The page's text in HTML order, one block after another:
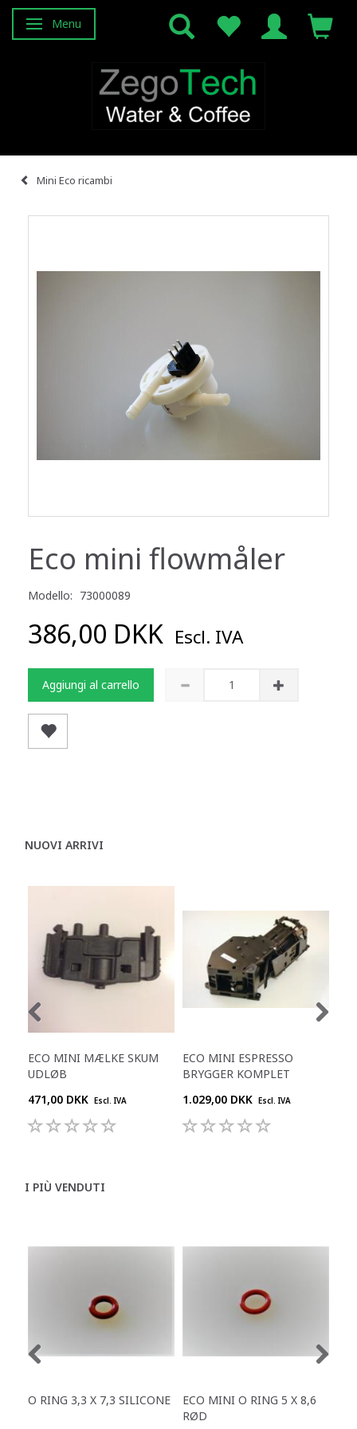
Attiva/disattiva navigazione
Menu
Mini Eco ricambi
Eco mini flowmåler
Modello: 73000089
386,00 DKK Escl. IVA
Aggiungi al carrello
NUOVI ARRIVI
ECO MINI MÆLKE SKUM
UDLØB
471,00 DKK Escl. IVA
ECO MINI ESPRESSO
BRYGGER KOMPLET
1.029,00 DKK Escl. IVA
I PIÙ VENDUTI
O RING 3,3 X 7,3 SILICONE
ECO MINI O RING 5 X 8,6
RØD